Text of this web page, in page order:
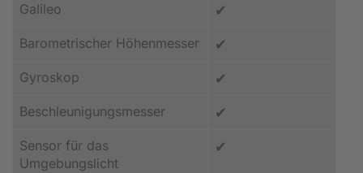
Galileo ✔
Barometrischer Höhenmesser ✔
Gyroskop ✔
Beschleunigungs­messer ✔
Sensor für das
Umgebungslicht
✔